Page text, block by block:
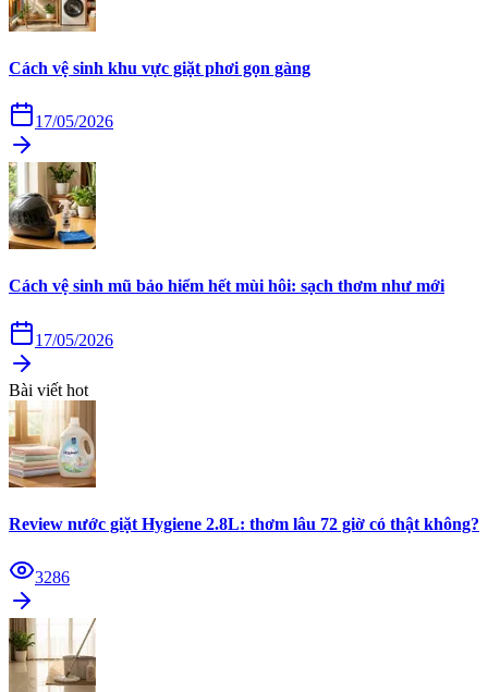
Cách vệ sinh khu vực giặt phơi gọn gàng
17/05/2026
Cách vệ sinh mũ bảo hiểm hết mùi hôi: sạch thơm như mới
17/05/2026
Bài viết hot
Review nước giặt Hygiene 2.8L: thơm lâu 72 giờ có thật không?
3286